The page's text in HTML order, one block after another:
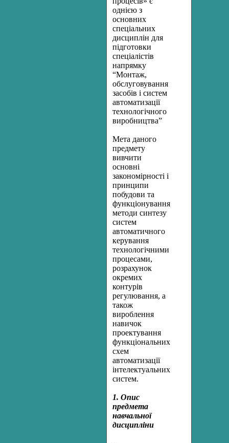
однією з
основних
спеціальних
дисциплін для
підготовки
спеціалістів
напрямку
“Монтаж,
обслуговування
засобів і систем
автоматизації
технологічного
виробництва”
Мета даного
предмету
вивчити
основні
закономірності і
принципи
побудови та
функціонування,
методи синтезу
систем
автоматичного
керування
технологічними
процесами,
розрахунок
окремих
контурів
регулювання, а
також
вироблення
навичок
проектування
функціональних
схем
автоматизації
інтелектуальних
систем.
1. Опис
предмета
навчальної
дисципліни